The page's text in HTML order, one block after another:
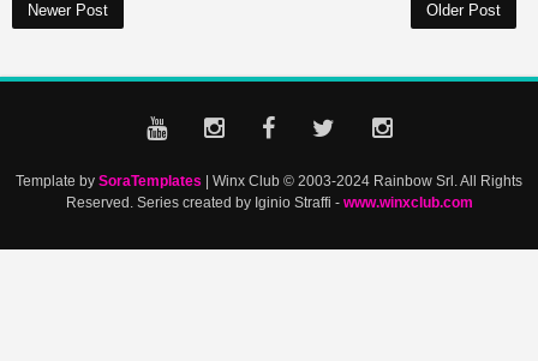
Newer Post Older Post
Template by SoraTemplates | Winx Club © 2003-2024 Rainbow Srl. All Rights
Reserved. Series created by Iginio Straffi - www.winxclub.com